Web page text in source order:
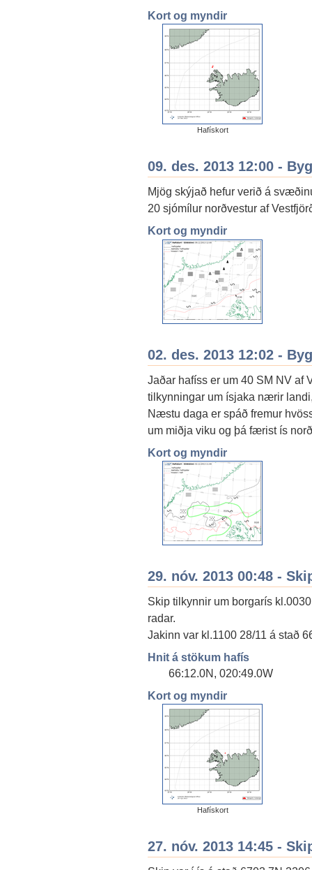
Kort og myndir
Hafískort
09. des. 2013 12:00 -
Mjög skýjað hefur verið á
20 sjómílur norðvestur af
Kort og myndir
02. des. 2013 12:02 -
Jaðar hafíss er um 40 SM NV af
tilkynningar um ísjaka nærir
Næstu daga er spáð fremur
um miðja viku og þá færist ís
Kort og myndir
29. nóv. 2013 00:48 -
Skip tilkynnir um borgarís
radar.
Jakinn var kl.1100 28/11 á stað
Hnit á stökum hafís
66:12.0N, 020:49.0W
Kort og myndir
Hafískort
27. nóv. 2013 14:45 -